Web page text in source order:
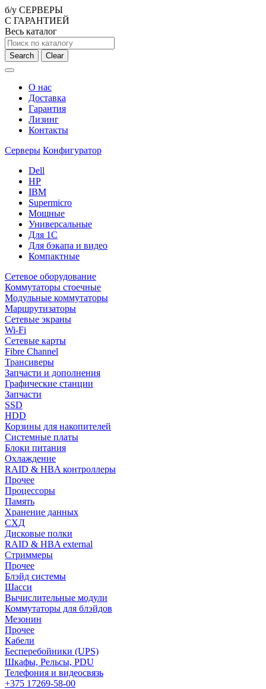
б/у СЕРВЕРЫ
С ГАРАНТИЕЙ
Весь каталог
Search Clear
О нас
Доставка
Гарантия
Лизинг
Контакты
Серверы Конфигуратор
Dell
HP
IBM
Supermicro
Мощные
Универсальные
Для 1С
Для бэкапа и видео
Компактные
Сетевое оборудование
Коммутаторы стоечные
Модульные коммутаторы
Маршрутизаторы
Сетевые экраны
Wi-Fi
Сетевые карты
Fibre Channel
Трансиверы
Запчасти и дополнения
Графические станции
Запчасти
SSD
HDD
Корзины для накопителей
Системные платы
Блоки питания
Охлаждение
RAID & HBA контроллеры
Прочее
Процессоры
Память
Хранение данных
СХД
Дисковые полки
RAID & HBA external
Стриммеры
Прочее
Блэйд системы
Шасси
Вычислительные модули
Коммутаторы для блэйдов
Мезонин
Прочее
Кабели
Бесперебойники (UPS)
Шкафы, Рельсы, PDU
Телефония и видеосвязь
+375 17269-58-00